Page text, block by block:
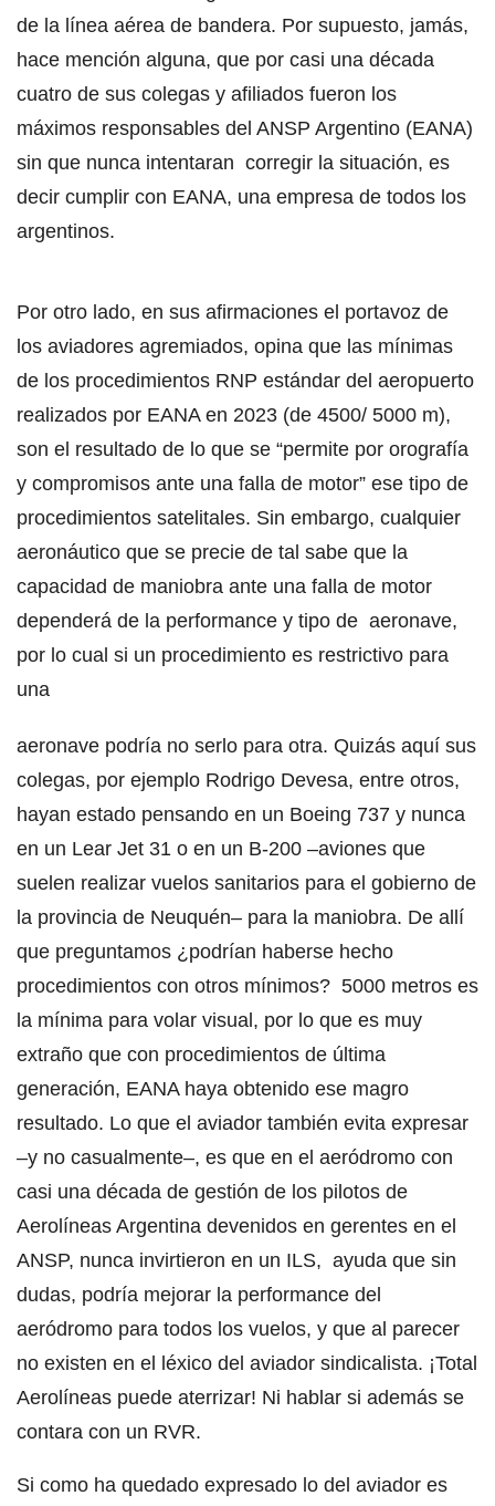
de la línea aérea de bandera. Por supuesto, jamás,
hace mención alguna, que por casi una década
cuatro de sus colegas y afiliados fueron los
máximos responsables del ANSP Argentino (EANA)
sin que nunca intentaran corregir la situación, es
decir cumplir con EANA, una empresa de todos los
argentinos.
Por otro lado, en sus afirmaciones el portavoz de
los aviadores agremiados, opina que las mínimas
de los procedimientos RNP estándar del aeropuerto
realizados por EANA en 2023 (de 4500/ 5000 m),
son el resultado de lo que se “permite por orografía
y compromisos ante una falla de motor” ese tipo de
procedimientos satelitales. Sin embargo, cualquier
aeronáutico que se precie de tal sabe que la
capacidad de maniobra ante una falla de motor
dependerá de la performance y tipo de aeronave,
por lo cual si un procedimiento es restrictivo para
una
aeronave podría no serlo para otra. Quizás aquí sus
colegas, por ejemplo Rodrigo Devesa, entre otros,
hayan estado pensando en un Boeing 737 y nunca
en un Lear Jet 31 o en un B-200 –aviones que
suelen realizar vuelos sanitarios para el gobierno de
la provincia de Neuquén– para la maniobra. De allí
que preguntamos ¿podrían haberse hecho
procedimientos con otros mínimos? 5000 metros es
la mínima para volar visual, por lo que es muy
extraño que con procedimientos de última
generación, EANA haya obtenido ese magro
resultado. Lo que el aviador también evita expresar
–y no casualmente–, es que en el aeródromo con
casi una década de gestión de los pilotos de
Aerolíneas Argentina devenidos en gerentes en el
ANSP, nunca invirtieron en un ILS, ayuda que sin
dudas, podría mejorar la performance del
aeródromo para todos los vuelos, y que al parecer
no existen en el léxico del aviador sindicalista. ¡Total
Aerolíneas puede aterrizar! Ni hablar si además se
contara con un RVR.
Si como ha quedado expresado lo del aviador es